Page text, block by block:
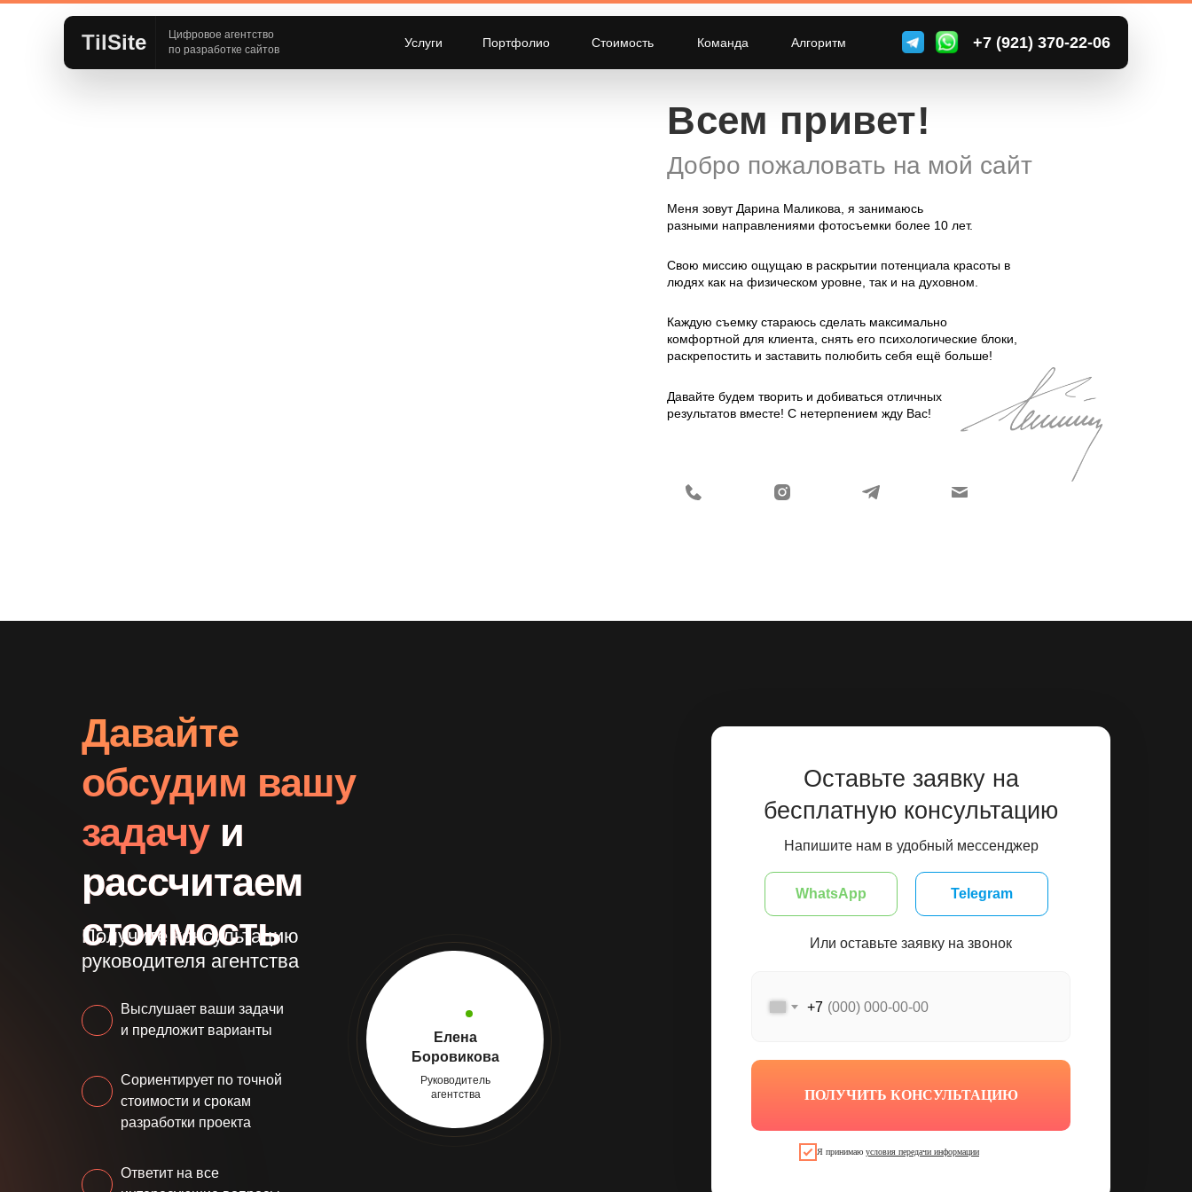
TilSite
Цифровое агентство
по разработке сайтов
+7 (921) 370-22-06
Услуги Портфолио Стоимость Команда Алгоритм
Меня зовут Дарина Маликова, я занимаюсь
разными направлениями фотосъемки более 10 лет.
Свою миссию ощущаю в раскрытии потенциала красоты в
людях как на физическом уровне, так и на духовном.
Каждую съемку стараюсь сделать максимально
комфортной для клиента, снять его психологические блоки,
раскрепостить и заставить полюбить себя ещё больше!
Давайте будем творить и добиваться отличных
результатов вместе! С нетерпением жду Вас!
Всем привет!
Добро пожаловать на мой сайт
Сориентирует по точной
стоимости и срокам
разработки проекта
Получите консультацию
руководителя агентства
Ответит на все
Выслушает ваши задачи
и предложит варианты
Оставьте заявку на
бесплатную консультацию
Напишите нам в удобный мессенджер
Telegram
Или оставьте заявку на звонок
WhatsApp
Я принимаю условия передачи информации
Елена
Боровикова
Руководитель
агентства
Давайте
обсудим вашу
задачу и
рассчитаем
стоимость
+7
ПОЛУЧИТЬ КОНСУЛЬТАЦИЮ